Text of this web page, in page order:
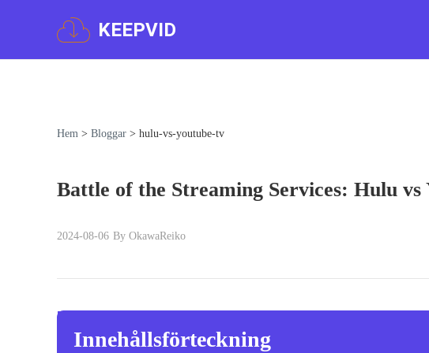
KEEPVID
Hem > Bloggar > hulu-vs-youtube-tv
Battle of the Streaming Services: Hulu vs
2024-08-06 By OkawaReiko
Innehållsförteckning